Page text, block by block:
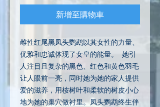
新增至購物車
雌性红尾黑凤头鹦鹉以其女性的力量、
优雅和忠诚体现了女皇的能量。 她引
人注目且复杂的黑色、红色和黄色羽毛
让人眼前一亮，同时她为她的家人提供
爱的滋养，用桉树叶和柔软的树皮小心
地为她的巢穴做衬里。凤头鹦鹉终生伴